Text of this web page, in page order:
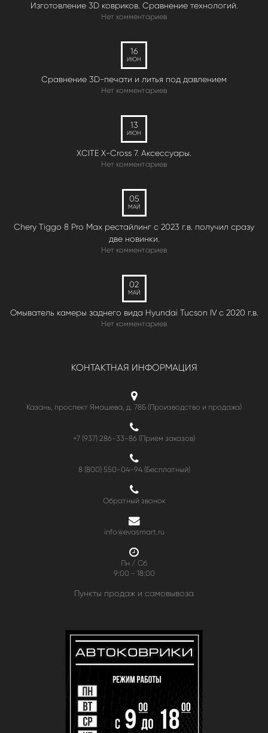
Изготовление 3D ковриков. Сравнение технологий.
Нет комментариев
16
ИЮН
Сравнение 3D-печати и литья под давлением
Нет комментариев
13
ИЮН
XCITE X-Cross 7. Аксессуары.
Нет комментариев
05
МАЙ
Chery Tiggo 8 Pro Max рестайлинг с 2023 г.в. получил сразу
две новинки.
Нет комментариев
02
МАЙ
Омыватель камеры заднего вида Hyundai Tucson IV c 2020 г.в.
Нет комментариев
КОНТАКТНАЯ ИНФОРМАЦИЯ
Казань, проспект Ямашева, д. 78Б (Производство и продажа)
+7 (937) 286-33-86 (Прием заказов)
8 (800) 550-04-94(Бесплатный)
Обратный звонок
info@evasmart.ru
Пн / Сб
9:00 - 18:00
Пункты продаж и самовывоза